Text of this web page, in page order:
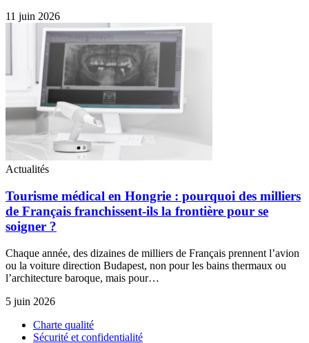
11 juin 2026
Actualités
Tourisme médical en Hongrie : pourquoi des milliers
de Français franchissent-ils la frontière pour se
soigner ?
Chaque année, des dizaines de milliers de Français prennent l’avion
ou la voiture direction Budapest, non pour les bains thermaux ou
l’architecture baroque, mais pour…
5 juin 2026
Charte qualité
Sécurité et confidentialité